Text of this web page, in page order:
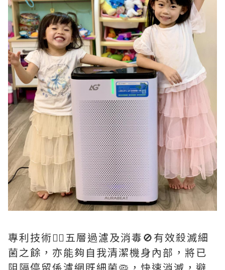
專利技術🖐🏻五層過濾及消毒🚫有效殺滅細
菌之餘，亦能夠自我清潔機身內部，將已